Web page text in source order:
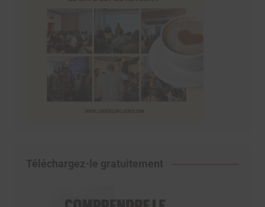
Téléchargez-le gratuitement